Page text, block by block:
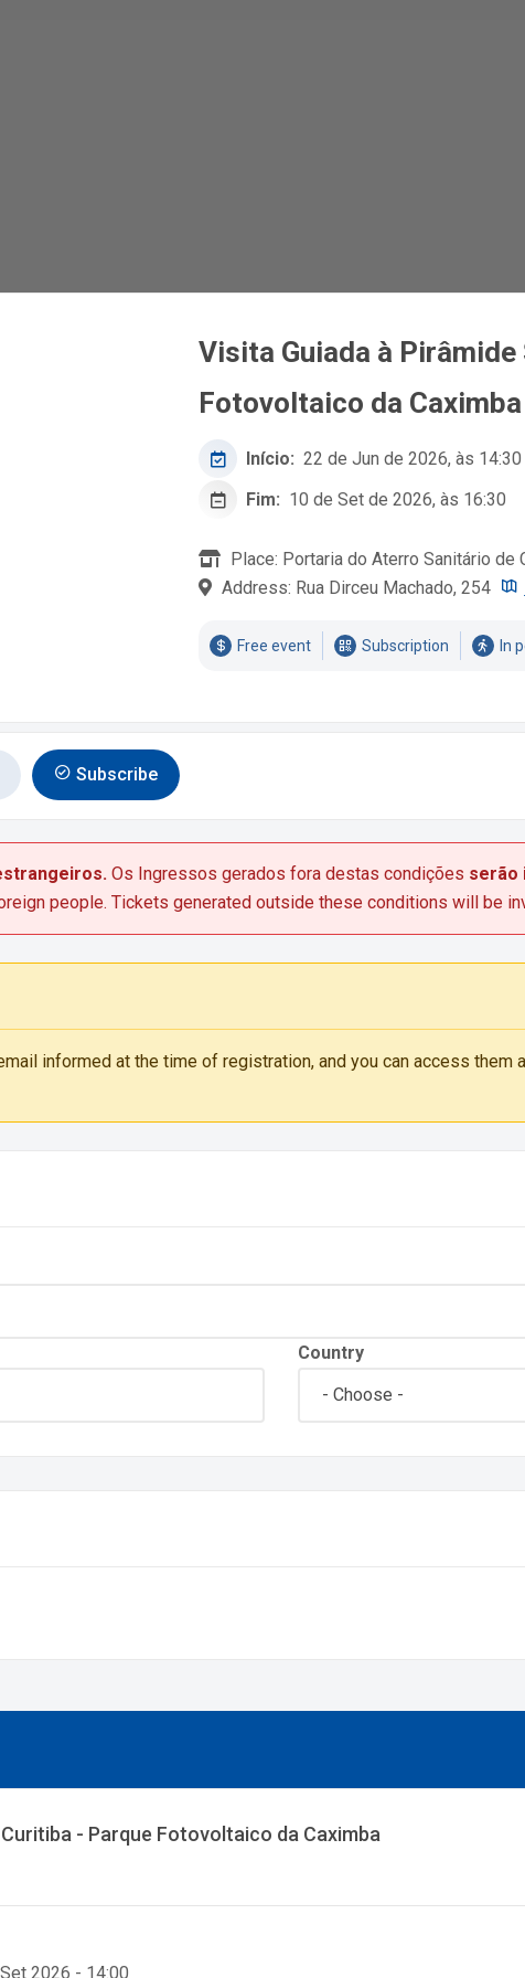
Visita Guiada à
Fotovoltaico da Caximba
Início: 22 de Jun de 2026, às 14:30
Fim: 10 de Set de 2026, às 16:30
Place: Portaria do Aterro Sanitário de
Address: Rua Dirceu Machado, 254
Free event Subscription In
Subscribe
Os Ingressos gerados fora destas condições serão
people. Tickets generated outside these conditions will be
informed at the time of registration, and you can access them
Country
- Parque Fotovoltaico da Caximba
2026 - 14:00